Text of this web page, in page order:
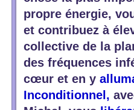
propre énergie,
et contribuez à
collective de la
des fréquences
cœur et en y
Inconditionnel,